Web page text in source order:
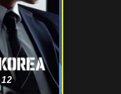
(2025)
6 (จบ)